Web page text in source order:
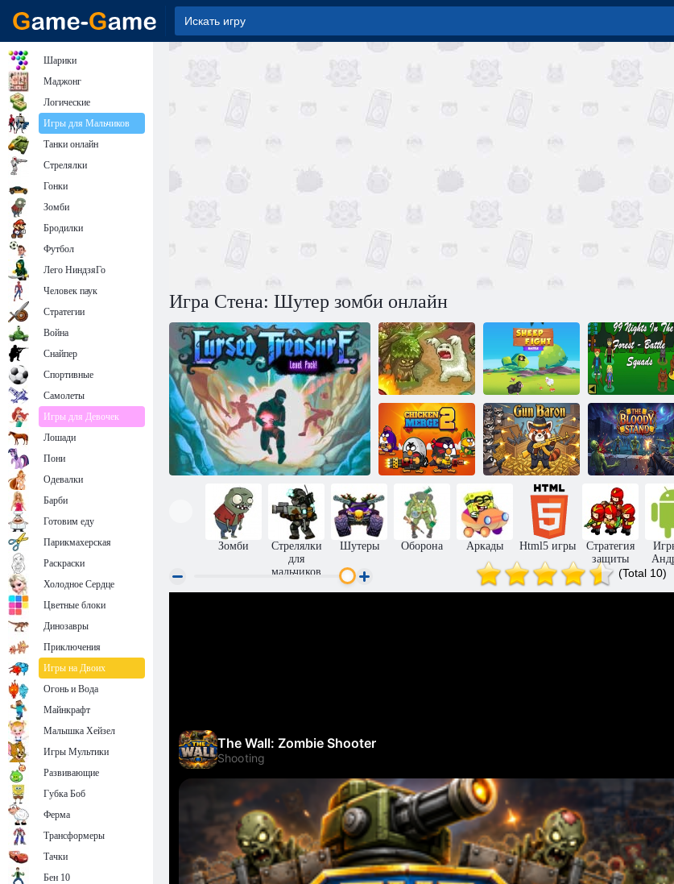
Игра Стена: Шутер зомби онлайн
Хранитель
рощи 3
Битва овец
99 ночей в лесу
— Боевые
отряды
Куриное
слияние 2
Оружейный
барон
Кровавое
противостояние
Зомби
Стрелялки
для
мальчиков
Шутеры Оборона Аркады Html5 игры
Стратегия
защиты
(Total 10)
Шарики
Маджонг
Логические
Игры для Мальчиков
Танки онлайн
Стрелялки
Гонки
Зомби
Бродилки
Футбол
Лего НиндзяГо
Человек паук
Стратегии
Война
Снайпер
Спортивные
Самолеты
Игры для Девочек
Лошади
Пони
Одевалки
Барби
Готовим еду
Парикмахерская
Раскраски
Холодное Сердце
Цветные блоки
Динозавры
Приключения
Игры на Двоих
Огонь и Вода
Майнкрафт
Малышка Хейзел
Игры Мультики
Развивающие
Губка Боб
Ферма
Трансформеры
Тачки
Бен 10